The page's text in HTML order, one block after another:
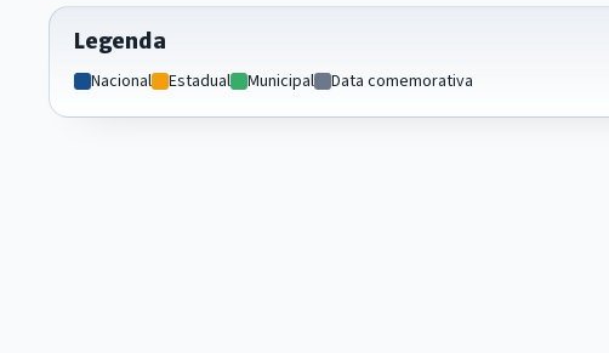
Legenda
Nacional Estadual Municipal Data comemorativa